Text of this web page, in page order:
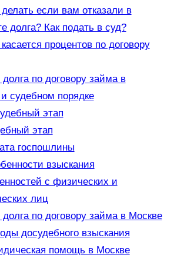
если вам отказали в
долга? Как подать в суд?
процентов по договору
по договору займа в
судебном порядке
этап
этап
госпошлины
взыскания
с физических и
лиц
по договору займа в Москве
досудебного взыскания
помощь в Москве